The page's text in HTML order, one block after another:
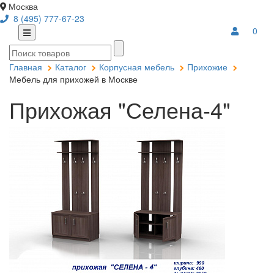
Москва
8 (495) 777-67-23
0
Главная Каталог Корпусная мебель
Прихожие
Мебель для прихожей в Москве
Прихожая "Селена-4"